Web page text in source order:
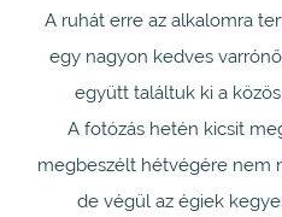
A ruhát erre az alkalomra
egy nagyon kedves
együtt találtuk ki a
A fotózás hetén kicsit
megbeszélt hétvégére nem
de végül az égiek